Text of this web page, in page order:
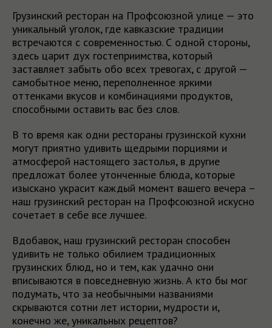
Грузинский ресторан на Профсоюзной улице — это
уникальный уголок, где кавказские традиции
встречаются с современностью. С одной стороны,
здесь царит дух гостеприимства, который
заставляет забыть обо всех тревогах, с другой —
самобытное меню, переполненное яркими
оттенками вкусов и комбинациями продуктов,
способными оставить вас без слов.
В то время как одни рестораны грузинской кухни
могут приятно удивить щедрыми порциями и
атмосферой настоящего застолья, в другие
предложат более утонченные блюда, которые
изыскано украсит каждый момент вашего вечера –
наш грузинский ресторан на Профсоюзной искусно
сочетает в себе все лучшее.
Вдобавок, наш грузинский ресторан способен
удивить не только обилием традиционных
грузинских блюд, но и тем, как удачно они
вписываются в повседневную жизнь. А кто бы мог
подумать, что за необычными названиями
скрываются сотни лет истории, мудрости и,
конечно же, уникальных рецептов?